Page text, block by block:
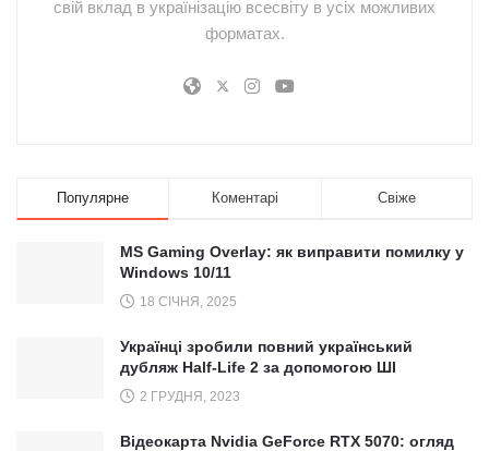
свій вклад в українізацію всесвіту в усіх можливих
форматах.
Популярне Коментарі Свіже
MS Gaming Overlay: як виправити помилку у
Windows 10/11
18 СІЧНЯ, 2025
Українці зробили повний український
дубляж Half-Life 2 за допомогою ШІ
2 ГРУДНЯ, 2023
Відеокарта Nvidia GeForce RTX 5070: огляд